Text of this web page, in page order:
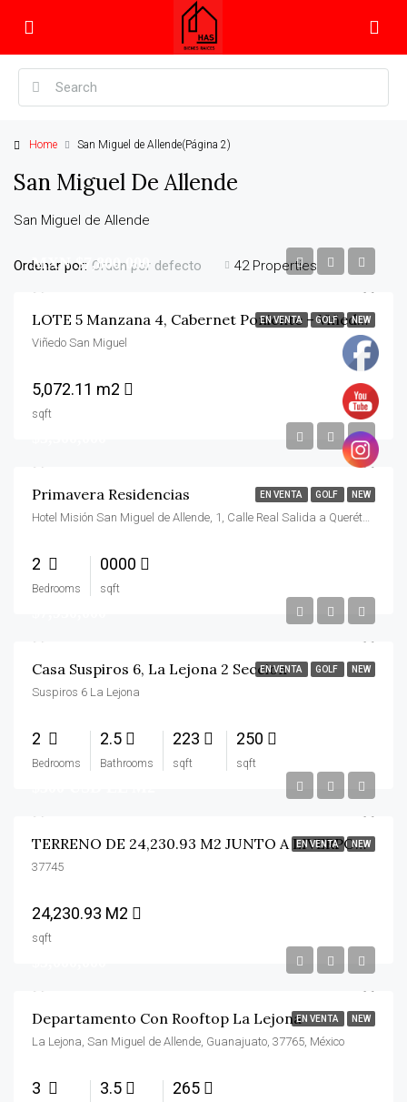
Home San Miguel de Allende(Página 2)
San Miguel De Allende
San Miguel de Allende
42 Properties
Ordenar por: Orden por defecto
EN VENTA GOLF NEW
MXN $7,800,000
LOTE 5 Manzana 4, Cabernet Poniente – Viñedo San Miguel
Viñedo San Miguel
5,072.11 m2
sqft
EN VENTA GOLF NEW
Primavera Residencias
Hotel Misión San Miguel de Allende, 1, Calle Real Salida a Querétaro, La Palmita, San Miguel de Allende, Guanajuato, 37700, México
2
Bedrooms
0000
sqft
EN VENTA GOLF NEW
Casa Suspiros 6, La Lejona 2 Seccion
Suspiros 6 La Lejona
2
Bedrooms
2.5
Bathrooms
223
sqft
250
sqft
EN VENTA NEW
TERRENO DE 24,230.93 M2 JUNTO A LIVERPOOL
37745
24,230.93 M2
sqft
EN VENTA NEW
Departamento Con Rooftop La Lejona
La Lejona, San Miguel de Allende, Guanajuato, 37765, México
3 3.5 265